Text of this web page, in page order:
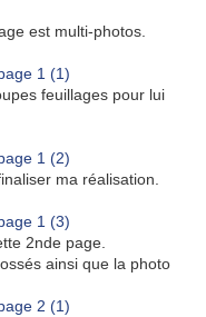
est multi-photos.
feuillages pour lui
ma réalisation.
2nde page.
ainsi que la photo